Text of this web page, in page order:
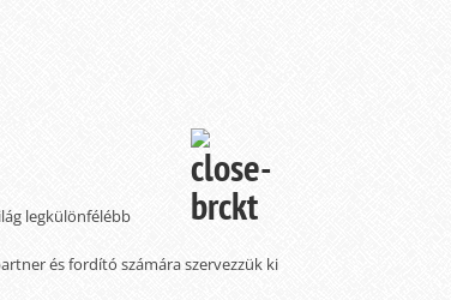
legkülönfélébb
és fordító számára szervezzük ki